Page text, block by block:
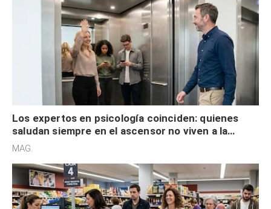
Los expertos en psicología coinciden: quienes
saludan siempre en el ascensor no viven a la
defensiva y tienen apertura social
MAG.